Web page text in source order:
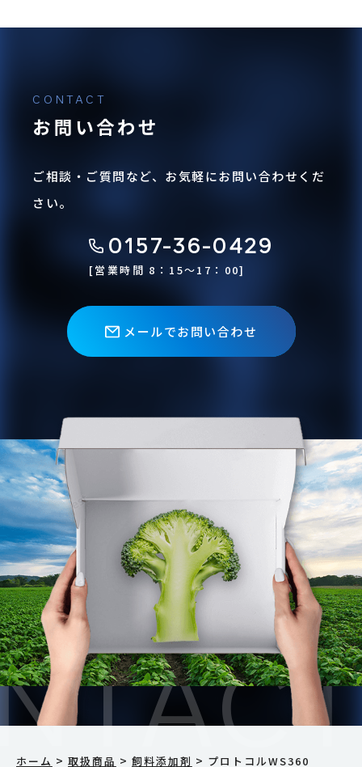
お問い合わせ
ご相談・ご質問など、お気軽にお問い合わせくだ
さい。
0157-36-0429
[営業時間 8：15〜17：00]
メールでお問い合わせ
ホーム >取扱商品 >飼料添加剤 > プロトコルWS360